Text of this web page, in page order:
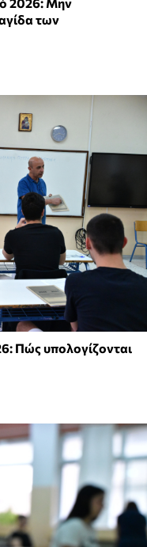
2026: Μην
των
Πώς υπολογίζονται